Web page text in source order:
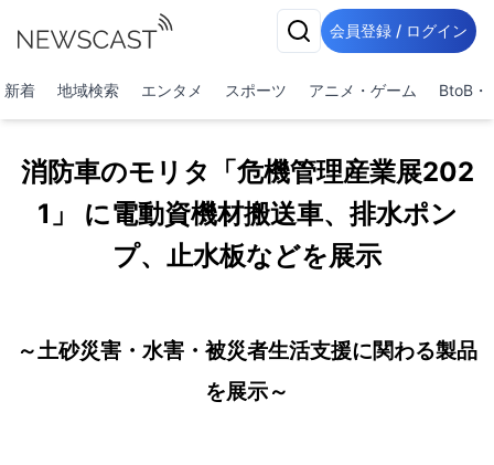
会員登録 / ログイン
新着 地域検索 エンタメ スポーツ アニメ・ゲーム BtoB・
消防車のモリタ「危機管理産業展202
1」 に電動資機材搬送車、排水ポン
プ、止水板などを展示
～土砂災害・水害・被災者生活支援に関わる製品
を展示～